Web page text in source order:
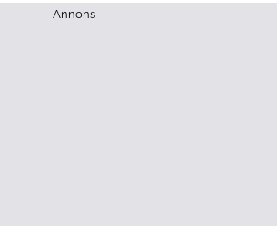
Annons